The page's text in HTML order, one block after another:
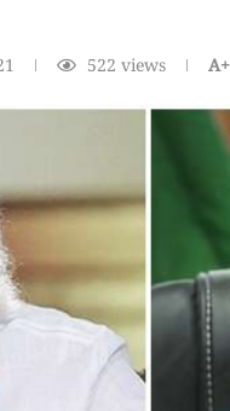
522 views A+